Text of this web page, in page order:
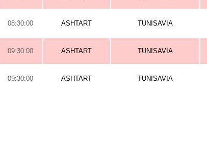
08:30:00 ASHTART TUNISAVIA
09:30:00 ASHTART TUNISAVIA
09:30:00 ASHTART TUNISAVIA